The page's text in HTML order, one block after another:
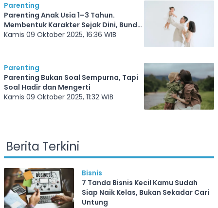
Parenting
Parenting Anak Usia 1–3 Tahun.
Membentuk Karakter Sejak Dini, Bunda
Perlu Baca
Kamis 09 Oktober 2025, 16:36 WIB
Parenting
Parenting Bukan Soal Sempurna, Tapi
Soal Hadir dan Mengerti
Kamis 09 Oktober 2025, 11:32 WIB
Berita Terkini
Bisnis
7 Tanda Bisnis Kecil Kamu Sudah
Siap Naik Kelas, Bukan Sekadar Cari
Untung